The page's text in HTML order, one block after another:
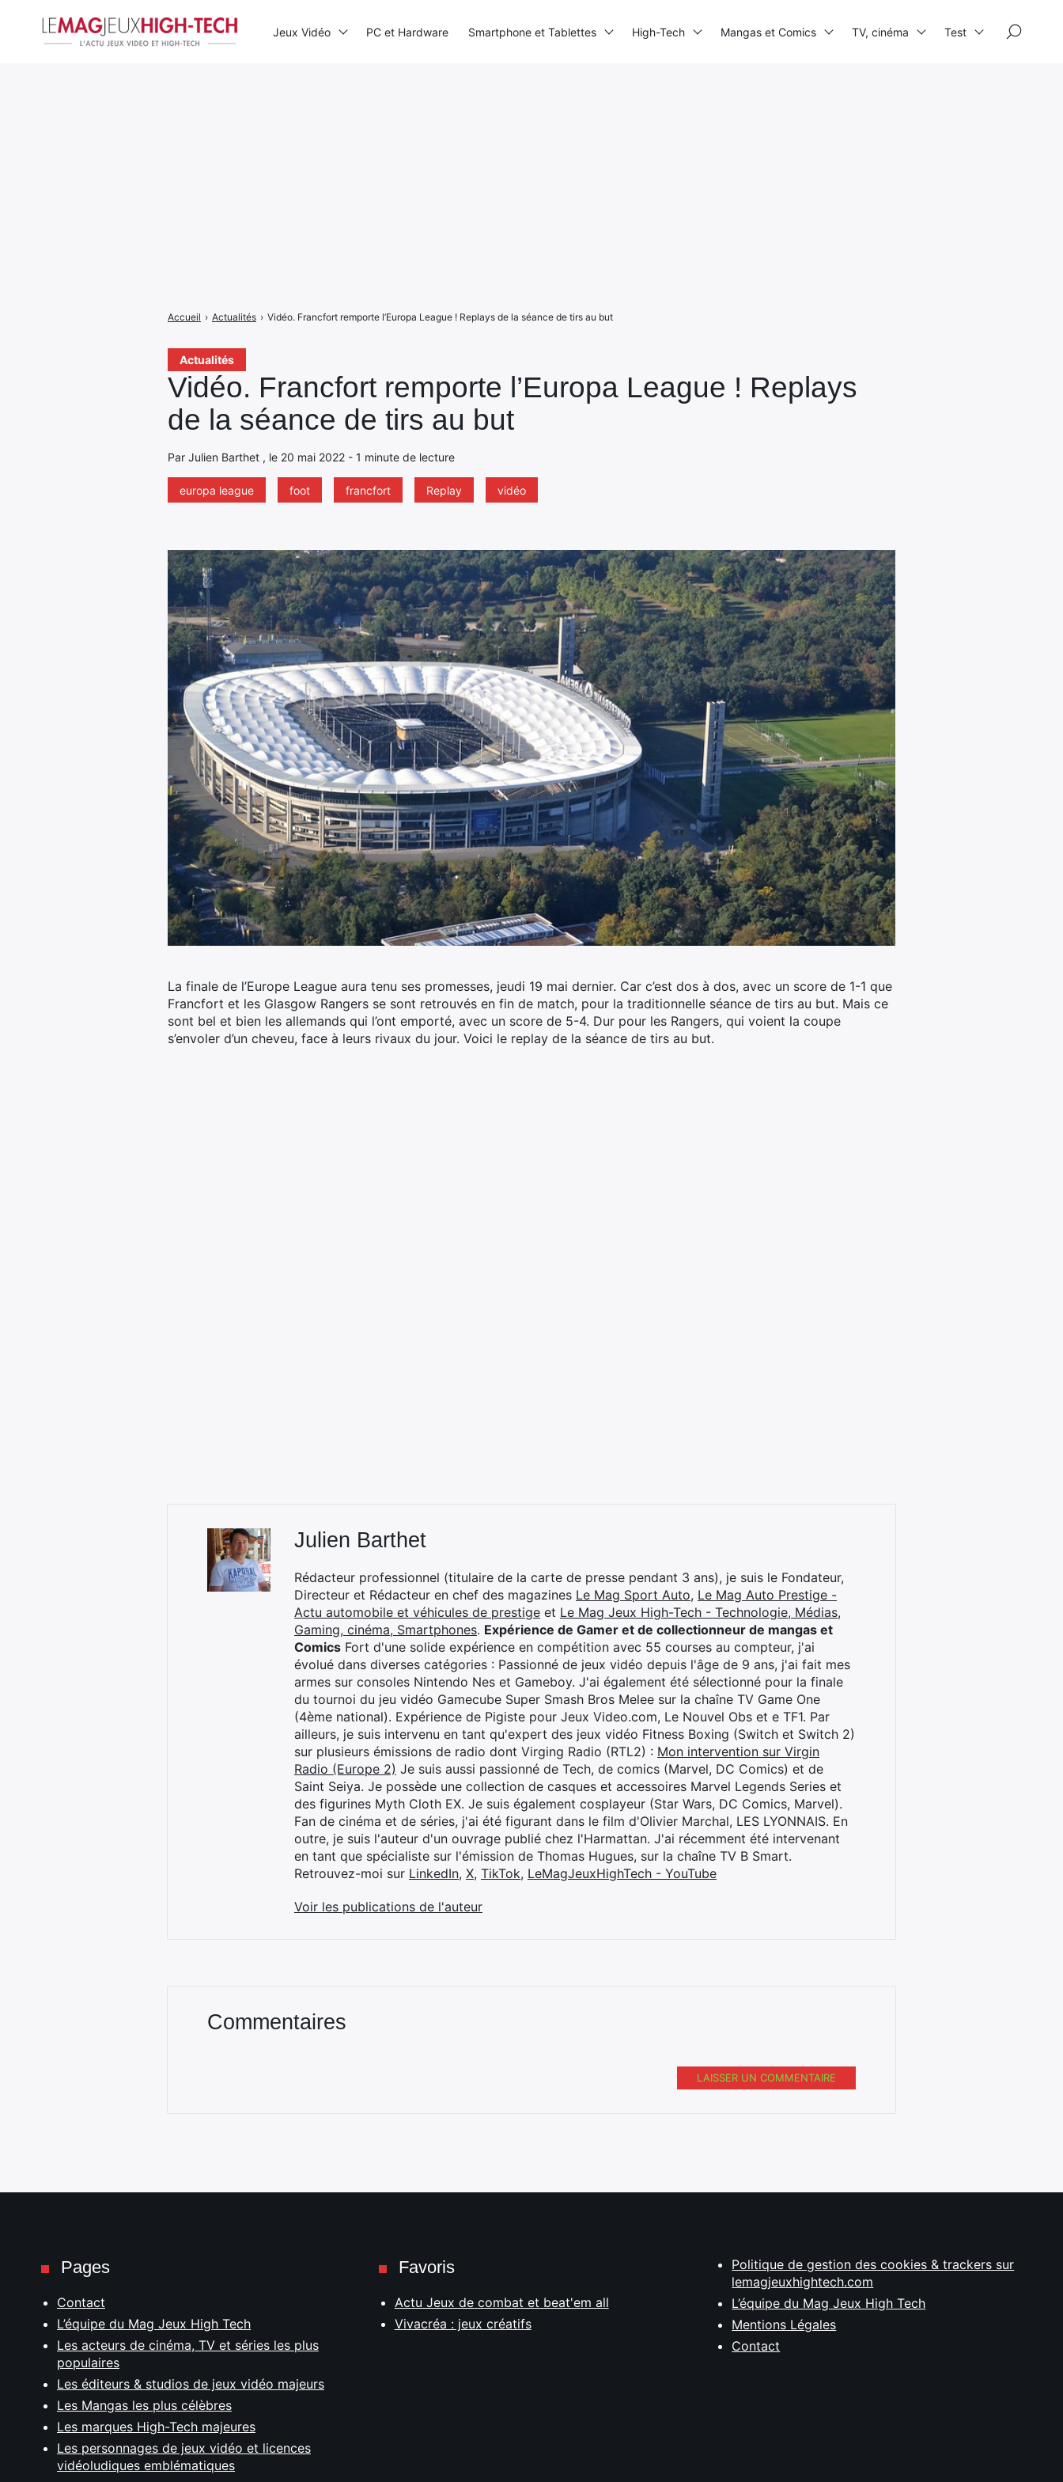
Actualités
Vidéo. Francfort remporte l’Europa League ! Replays
de la séance de tirs au but
Par Julien Barthet , le 20 mai 2022 - 1 minute de lecture
europa league foot francfort Replay vidéo
Accueil › Actualités › Vidéo. Francfort remporte l’Europa League ! Replays de la séance de tirs au but
La finale de l’Europe League aura tenu ses promesses, jeudi 19 mai dernier. Car c’est dos à dos, avec un score de 1-1 que
Francfort et les Glasgow Rangers se sont retrouvés en fin de match, pour la traditionnelle séance de tirs au but. Mais ce
sont bel et bien les allemands qui l’ont emporté, avec un score de 5-4. Dur pour les Rangers, qui voient la coupe
s’envoler d’un cheveu, face à leurs rivaux du jour. Voici le replay de la séance de tirs au but.
Julien Barthet
Rédacteur professionnel (titulaire de la carte de presse pendant 3 ans), je suis le Fondateur,
Directeur et Rédacteur en chef des magazines Le Mag Sport Auto, Le Mag Auto Prestige -
Actu automobile et véhicules de prestige et Le Mag Jeux High-Tech - Technologie, Médias,
Gaming, cinéma, Smartphones. Expérience de Gamer et de collectionneur de mangas et
Comics Fort d'une solide expérience en compétition avec 55 courses au compteur, j'ai
évolué dans diverses catégories : Passionné de jeux vidéo depuis l'âge de 9 ans, j'ai fait mes
armes sur consoles Nintendo Nes et Gameboy. J'ai également été sélectionné pour la finale
du tournoi du jeu vidéo Gamecube Super Smash Bros Melee sur la chaîne TV Game One
(4ème national). Expérience de Pigiste pour Jeux Video.com, Le Nouvel Obs et e TF1. Par
ailleurs, je suis intervenu en tant qu'expert des jeux vidéo Fitness Boxing (Switch et Switch 2)
sur plusieurs émissions de radio dont Virging Radio (RTL2) : Mon intervention sur Virgin
Radio (Europe 2) Je suis aussi passionné de Tech, de comics (Marvel, DC Comics) et de
Saint Seiya. Je possède une collection de casques et accessoires Marvel Legends Series et
des figurines Myth Cloth EX. Je suis également cosplayeur (Star Wars, DC Comics, Marvel).
Fan de cinéma et de séries, j'ai été figurant dans le film d'Olivier Marchal, LES LYONNAIS. En
outre, je suis l'auteur d'un ouvrage publié chez l'Harmattan. J'ai récemment été intervenant
en tant que spécialiste sur l'émission de Thomas Hugues, sur la chaîne TV B Smart.
Retrouvez-moi sur LinkedIn, X, TikTok, LeMagJeuxHighTech - YouTube
Voir les publications de l'auteur
Commentaires
LAISSER UN COMMENTAIRE
Jeux Vidéo PC et Hardware Smartphone et Tablettes High-Tech Mangas et Comics TV, cinéma Test
Pages
Contact
L’équipe du Mag Jeux High Tech
Les acteurs de cinéma, TV et séries les plus
populaires
Les éditeurs & studios de jeux vidéo majeurs
Les Mangas les plus célèbres
Les marques High-Tech majeures
Les personnages de jeux vidéo et licences
vidéoludiques emblématiques
Favoris
Actu Jeux de combat et beat'em all
Vivacréa : jeux créatifs
Politique de gestion des cookies & trackers sur
lemagjeuxhightech.com
L’équipe du Mag Jeux High Tech
Mentions Légales
Contact